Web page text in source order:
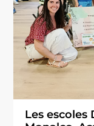
Les escoles